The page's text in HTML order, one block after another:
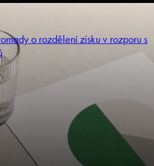
o rozdělení zisku v rozporu s